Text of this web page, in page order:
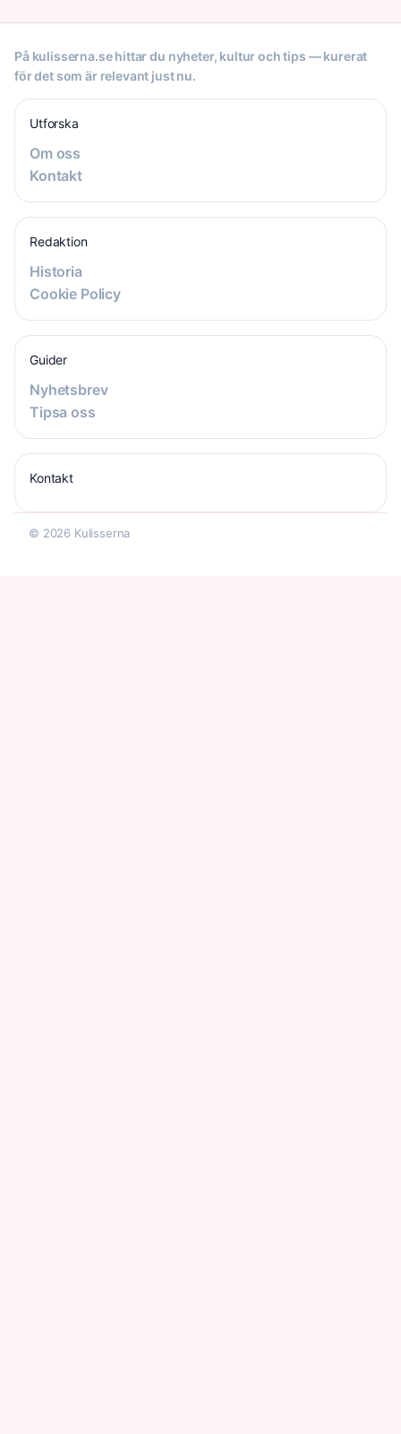
På kulisserna.se hittar du nyheter, kultur och tips — kurerat
för det som är relevant just nu.
Utforska
Om oss
Kontakt
Redaktion
Historia
Cookie Policy
Guider
Nyhetsbrev
Tipsa oss
Kontakt
© 2026 Kulisserna